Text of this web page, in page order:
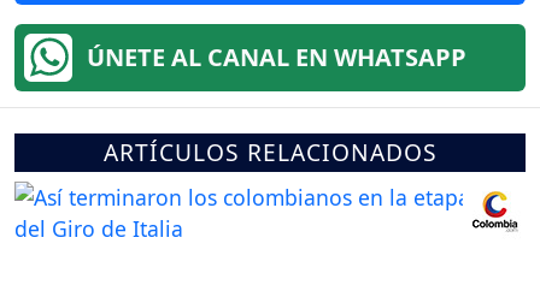
ÚNETE AL CANAL EN WHATSAPP
ARTÍCULOS RELACIONADOS